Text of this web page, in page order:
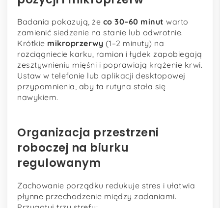
Badania pokazują, że co 30–60 minut warto
zamienić siedzenie na stanie lub odwrotnie.
Krótkie mikroprzerwy (1–2 minuty) na
rozciągniecie karku, ramion i łydek zapobiegają
zesztywnieniu mięśni i poprawiają krążenie krwi.
Ustaw w telefonie lub aplikacji desktopowej
przypomnienia, aby ta rutyna stała się
nawykiem.
Organizacja przestrzeni
roboczej na biurku
regulowanym
Zachowanie porządku redukuje stres i ułatwia
płynne przechodzenie między zadaniami.